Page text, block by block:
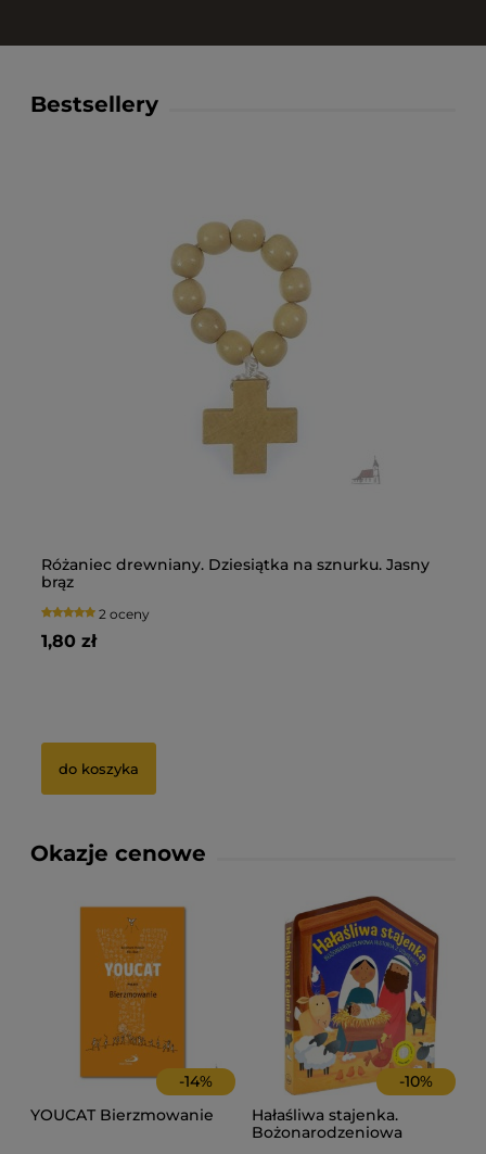
Bestsellery
Różaniec drewniany. Dziesiątka na sznurku. Jasny
brąz
2 oceny
1,80 zł
do koszyka
Okazje cenowe
-14%
YOUCAT Bierzmowanie
-10%
Hałaśliwa stajenka.
Bożonarodzeniowa